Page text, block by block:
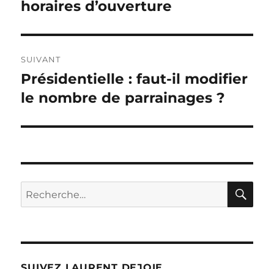
l’article
précédente :
horaires d’ouverture
SUIVANT
Publication
suivante :
Présidentielle : faut-il modifier
le nombre de parrainages ?
Recherche
pour :